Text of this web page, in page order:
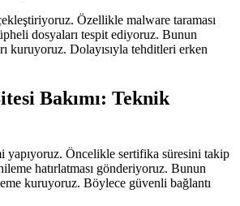
Özellikle malware taraması
dosyaları tespit ediyoruz. Bunun
kuruyoruz. Dolayısıyla tehditleri erken
Bakımı: Teknik
yapıyoruz. Öncelikle sertifika süresini takip
hatırlatması gönderiyoruz. Bunun
kuruyoruz. Böylece güvenli bağlantı